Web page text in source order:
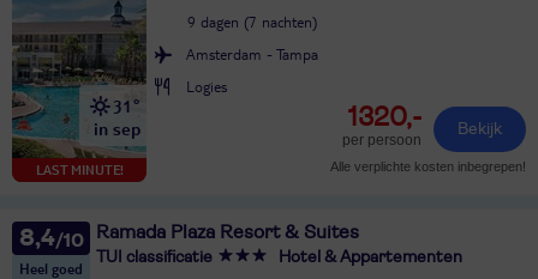
LAST MINUTE!
31°
in sep
9 dagen (7 nachten)
Amsterdam - Tampa
Logies
1320,-
per persoon
Bekijk
Alle verplichte kosten inbegrepen!
8,4
Heel goed
Ramada Plaza Resort & Suites
TUI classificatie Hotel & Appartementen